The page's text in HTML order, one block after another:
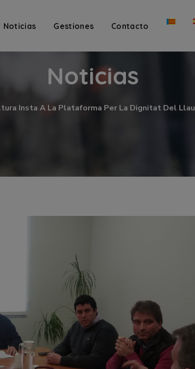
Noticias Gestiones Contacto
Noticias
Insta A La Plataforma Per La Dignitat Del